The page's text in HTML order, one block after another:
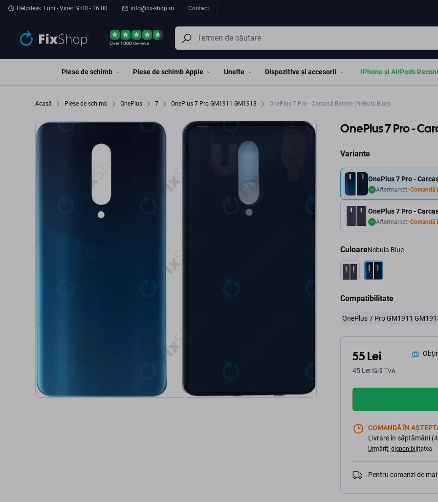
Preskočiť na hlavný obsah
Helpdesk: Luni - Vineri 9:00 - 16:00 info@fix-shop.ro Contact
Over1000reviews
Piese de schimb Piese de schimb Apple Unelte Dispozitive și accesorii iPhone și AirPods
Acasă Piese de schimb OnePlus 7 OnePlus 7 Pro GM1911 GM1913 OnePlus 7 Pro - Carcasă Baterie (Nebula Blue)
OnePlus 7 Pro -
Variante
OnePlus 7 Pro -
Aftermarket Comandă
OnePlus 7 Pro -
Aftermarket Comandă
CuloareNebula Blue
Compatibilitate
OnePlus 7 Pro GM1911
55 Lei
45 Lei fără TVA
COMANDĂ ÎN
Livrare în săptămâni
Urmăriți disponibilitatea
Pentru comenzi de